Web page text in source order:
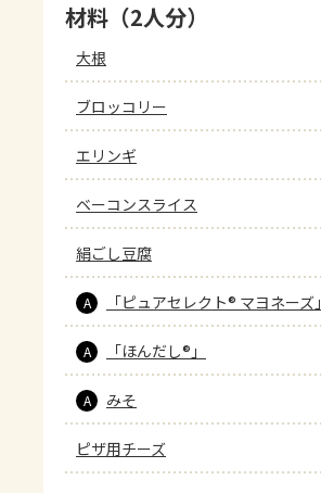
材料（2人分）
大根
ブロッコリー
エリンギ
ベーコンスライス
絹ごし豆腐
A 「ピュアセレクト® マヨネーズ」
A 「ほんだし®」
A みそ
ピザ用チーズ